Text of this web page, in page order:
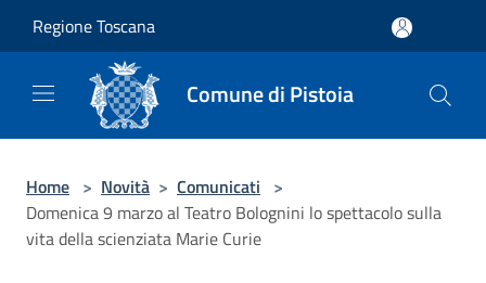
Regione Toscana
Comune di Pistoia
Home > Novità > Comunicati >
Domenica 9 marzo al Teatro Bolognini lo spettacolo sulla
vita della scienziata Marie Curie